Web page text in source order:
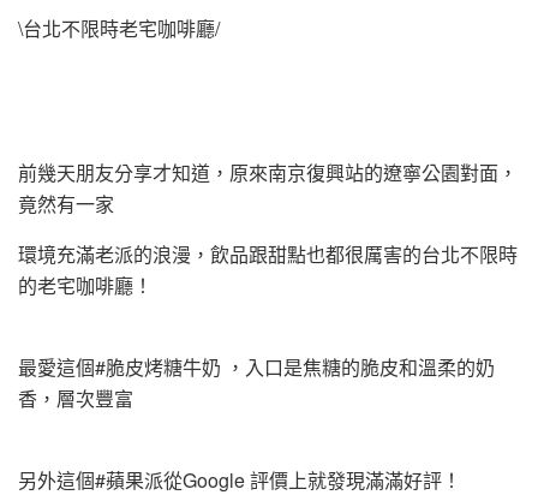
\台北不限時老宅咖啡廳/
前幾天朋友分享才知道，原來南京復興站的遼寧公園對面，
竟然有一家
環境充滿老派的浪漫，飲品跟甜點也都很厲害的台北不限時
的老宅咖啡廳！
最愛這個#脆皮烤糖牛奶 ，入口是焦糖的脆皮和溫柔的奶
香，層次豐富
另外這個#蘋果派從Google 評價上就發現滿滿好評！